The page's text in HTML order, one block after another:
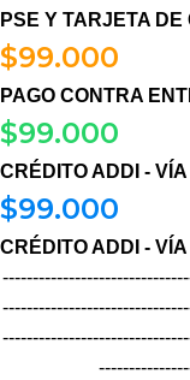
PSE Y TARJETA DE
$99.000
PAGO CONTRA
$99.000
CRÉDITO ADDI -
$99.000
CRÉDITO ADDI -